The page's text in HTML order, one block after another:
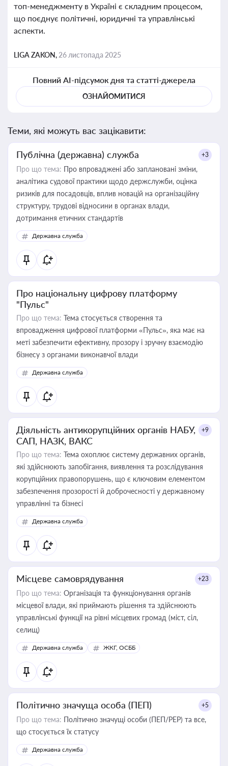
топ-менеджменту в Україні є складним процесом,
що поєднує політичні, юридичні та управлінські
аспекти.
LIGA ZAKON, 26 листопада 2025
Повний AI-підсумок дня та статті-джерела
ОЗНАЙОМИТИСЯ
Теми, які можуть вас зацікавити:
Публічна (державна) служба +3
Про що тема: Про впроваджені або заплановані зміни,
аналітика судової практики щодо держслужби, оцінка
ризиків для посадовців, вплив новацій на організаційну
структуру, трудові відносини в органах влади,
дотримання етичних стандартів
Державна служба
Про національну цифрову платформу
"Пульс"
Про що тема: Тема стосується створення та
впровадження цифрової платформи «Пульс», яка має на
меті забезпечити ефективну, прозору і зручну взаємодію
бізнесу з органами виконавчої влади
Державна служба
Діяльність антикорупційних органів НАБУ,
САП, НАЗК, ВАКС
+9
Про що тема: Тема охоплює систему державних органів,
які здійснюють запобігання, виявлення та розслідування
корупційних правопорушень, що є ключовим елементом
забезпечення прозорості й доброчесності у державному
управлінні та бізнесі
Державна служба
Місцеве самоврядування +23
Про що тема: Організація та функціонування органів
місцевої влади, які приймають рішення та здійснюють
управлінські функції на рівні місцевих громад (міст, сіл,
селищ)
Державна служба ЖКГ, ОСББ
Політично значуща особа (ПЕП) +5
Про що тема: Політично значущі особи (ПЕП/PEP) та все,
що стосується їх статусу
Державна служба